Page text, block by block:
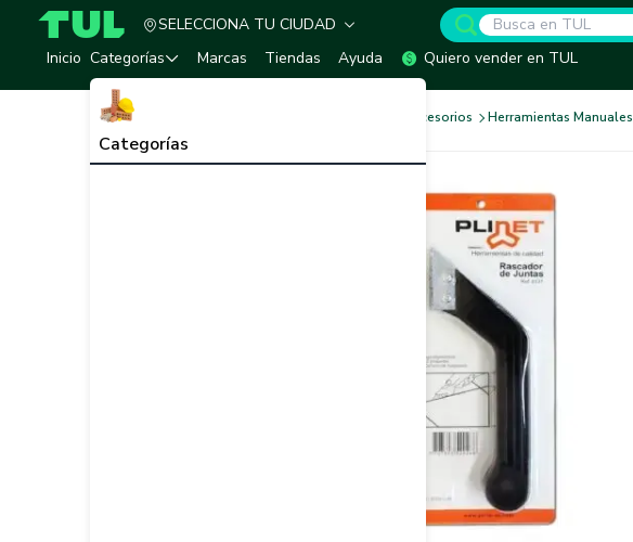
TUL - Tu Marketplace de Construcción
SELECCIONA TU CIUDAD
Inicio Categorías
Categorías
Marcas Tiendas Ayuda Quiero vender en TUL
Herramientas, Equipos y Accesorios Herramientas Manuales